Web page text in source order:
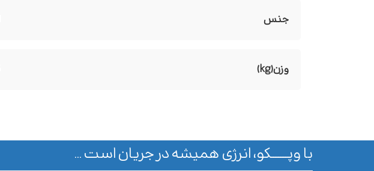
جنس
وزن(kg)
با وپـــــــکو، انرژی همیشه در جریان است ...